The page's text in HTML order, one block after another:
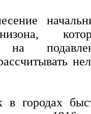
на
в городах